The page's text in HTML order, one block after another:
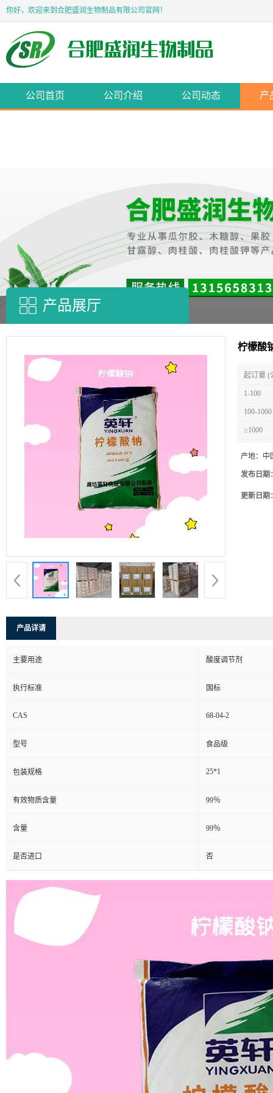
你好，欢迎来到合肥盛润生物制品有限公司官网！
公司首页 公司介绍 公司动态 产
产品展厅
柠檬酸
起订量 (
1-100
100-1000
≥1000
产地： 中
发布日期
更新日期
产品详请
主要用途 酸度调节剂
执行标准 国标
CAS 68-04-2
型号 食品级
包装规格 25*1
有效物质含量 99％
含量 99％
是否进口 否